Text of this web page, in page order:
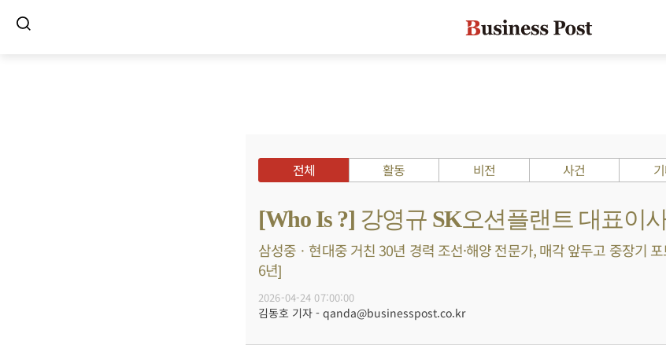
전체 활동 비전 사건
[Who Is ?] 강영규 SK오션플랜트 대표이
삼성중ㆍ현대중 거친 30년 경력 조선·해양 전문가, 매각 앞두고 중장기
6년]
2026-04-24 07:00:00
김동호 기자 - qanda@businesspost.co.kr